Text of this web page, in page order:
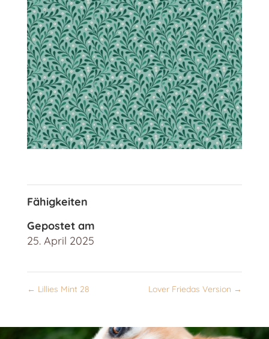
Fähigkeiten
Gepostet am
25. April 2025
← Lillies Mint 28 Lover Friedas Version →